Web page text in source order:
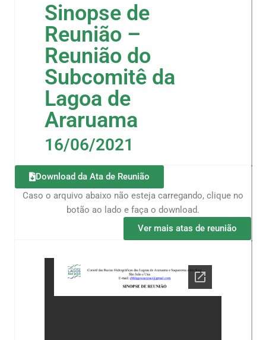
Sinopse de
Reunião –
Reunião do
Subcomitê da
Lagoa de
Araruama
16/06/2021
Download da Ata de Reunião
Caso o arquivo abaixo não esteja carregando, clique no
botão ao lado e faça o download.
Ver mais atas de reunião